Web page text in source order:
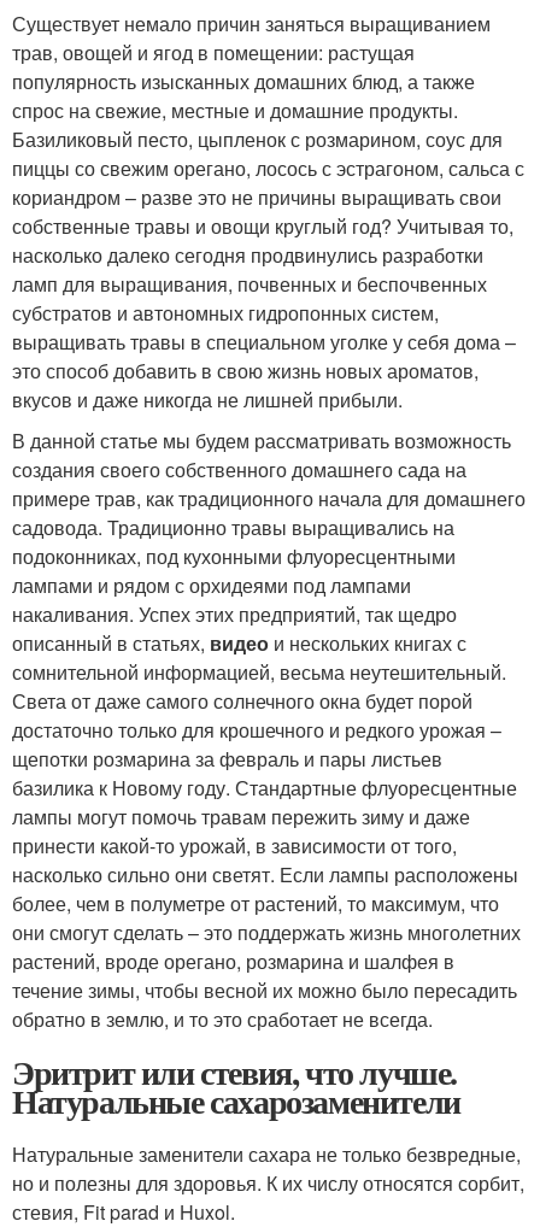
Существует немало причин заняться выращиванием
трав, овощей и ягод в помещении: растущая
популярность изысканных домашних блюд, а также
спрос на свежие, местные и домашние продукты.
Базиликовый песто, цыпленок с розмарином, соус для
пиццы со свежим орегано, лосось с эстрагоном, сальса с
кориандром – разве это не причины выращивать свои
собственные травы и овощи круглый год? Учитывая то,
насколько далеко сегодня продвинулись разработки
ламп для выращивания, почвенных и беспочвенных
субстратов и автономных гидропонных систем,
выращивать травы в специальном уголке у себя дома –
это способ добавить в свою жизнь новых ароматов,
вкусов и даже никогда не лишней прибыли.
В данной статье мы будем рассматривать возможность
создания своего собственного домашнего сада на
примере трав, как традиционного начала для домашнего
садовода. Традиционно травы выращивались на
подоконниках, под кухонными флуоресцентными
лампами и рядом с орхидеями под лампами
накаливания. Успех этих предприятий, так щедро
описанный в статьях, видео и нескольких книгах с
сомнительной информацией, весьма неутешительный.
Света от даже самого солнечного окна будет порой
достаточно только для крошечного и редкого урожая –
щепотки розмарина за февраль и пары листьев
базилика к Новому году. Стандартные флуоресцентные
лампы могут помочь травам пережить зиму и даже
принести какой-то урожай, в зависимости от того,
насколько сильно они светят. Если лампы расположены
более, чем в полуметре от растений, то максимум, что
они смогут сделать – это поддержать жизнь многолетних
растений, вроде орегано, розмарина и шалфея в
течение зимы, чтобы весной их можно было пересадить
обратно в землю, и то это сработает не всегда.
Эритрит или стевия, что лучше.
Натуральные сахарозаменители
Натуральные заменители сахара не только безвредные,
но и полезны для здоровья. К их числу относятся сорбит,
стевия, Fit parad и Huxol.